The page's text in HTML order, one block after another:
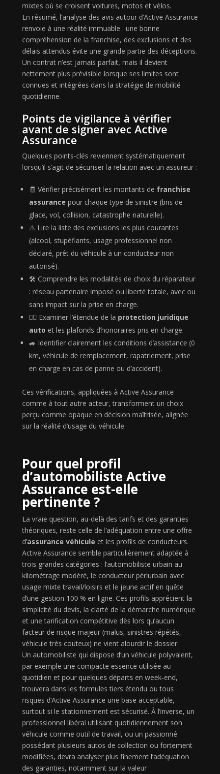
mixtes où se croisent voitures, motos et vélos.
En résumé, l’analyse des avis autour d’Active Assurance
renvoie à une réalité immuable : une bonne
compréhension de la franchise, des exclusions et des
délais attendus évite une grande partie des déceptions.
Un contrat n’est jamais parfait, mais il devient
nettement plus prévisible lorsque ses limites sont
connues et intégrées dans la stratégie de mobilité
quotidienne.
Points de vigilance à vérifier
avant de signer avec Active
Assurance
Quelques points-clés reviennent systématiquement
lorsqu’il s’agit de sécuriser la relation avec un assureur :
🧾 Vérifier précisément les montants de franchise
assurance pour chaque type de sinistre (bris de
glace, vol, collision, catastrophe naturelle).
⚠️ Lire la liste des exclusions les plus courantes
(alcool, stupéfiants, usage professionnel non
déclaré, prêt du véhicule à un conducteur non
autorisé).
🛠️ Comprendre les modalités de choix du réparateur
: réseau partenaire imposé ou liberté totale, avec ou
sans impact sur la prise en charge.
🧑‍⚖️ Examiner l’étendue de la protection juridique
auto et les plafonds d’honoraires pris en charge.
🚙 Identifier clairement les conditions d’assistance (0
km, véhicule de remplacement, rapatriement, prise
en charge en cas de panne ou d’accident).
Ces vérifications, appliquées à Active Assurance
comme à tout autre acteur, transforment un choix
perçu comme opaque en décision maîtrisée, alignée
sur la réalité d’usage du véhicule.
Pour quel profil
d’automobiliste Active
Assurance est-elle
pertinente ?
La vraie question, au-delà des tarifs et des garanties
théoriques, reste celle de l’adéquation entre une offre
d’assurance véhicule et les profils de conducteurs.
Active Assurance semble particulièrement adaptée à
trois grandes catégories : l’automobiliste urbain au
kilométrage modéré, le conducteur périurbain avec
usage mixte travail/loisirs et le jeune actif en quête
d’une gestion 100 % en ligne. Ces profils apprécient la
simplicité du devis, la clarté de la démarche numérique
et une tarification compétitive dès lors qu’aucun
facteur de risque majeur (malus, sinistres répétés,
véhicule très couteux) ne vient alourdir le dossier.
Un automobiliste qui dispose d’un véhicule polyvalent,
par exemple une compacte essence utilisée au
quotidien et pour quelques départs en week-end,
trouvera dans les formules tiers étendu ou tous
risques d’Active Assurance une base acceptable,
surtout si le stationnement est sécurisé. À l’inverse, un
professionnel libéral utilisant quotidiennement son
véhicule comme outil de travail, ou un passionné
possédant plusieurs autos de collection ou fortement
modifiées, devra analyser plus finement l’adéquation
des garanties, notamment sur la valeur